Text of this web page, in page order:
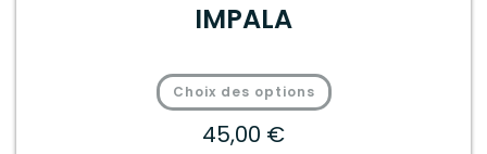
IMPALA
Choix des options
45,00 €